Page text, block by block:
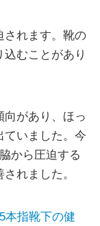
されます。靴の
むことがあり
があり、ほっ
ていました。今
から圧迫する
れました。
本指靴下の健